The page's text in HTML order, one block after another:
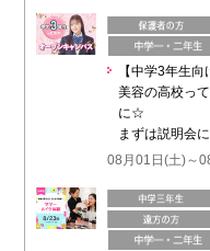
【中学3年生向
美容の高校っ
に☆
まずは説明会
08月01日(土)～